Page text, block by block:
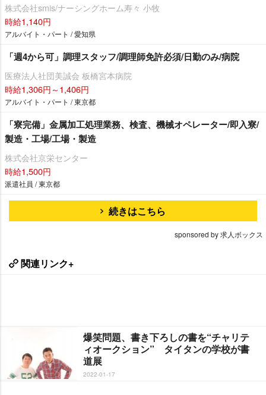
株式会社smis/ナーシングホーム寿々 小牧
時給1,140円
アルバイト・パート / 愛知県
「週4から可」調理スタッフ/調理師免許必須/日勤のみ/病院
医療法人社団美誠会 板橋宮本病院
時給1,306円～1,406円
アルバイト・パート / 東京都
「寮完備」金属加工処理業務、検査、機械オペレーター/即入寮/
製造・工場/工場・製造
株式会社京栄センター
時給1,500円
派遣社員 / 東京都
続きはこちら
sponsored by 求人ボックス
関連リンク+
爆笑問題、書き下ろしの書を“チャリテ
ィオークション” タイタンの学校が書
道展
2022-01-17